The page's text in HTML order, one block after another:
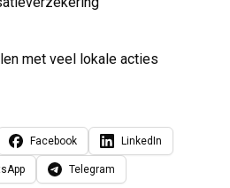
met veel lokale acties
Facebook LinkedIn
Telegram